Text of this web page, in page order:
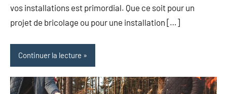
vos installations est primordial. Que ce soit pour un
projet de bricolage ou pour une installation […]
Continuer la lecture